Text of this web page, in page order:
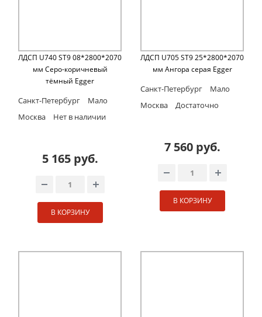
ЛДСП U740 ST9 08*2800*2070
мм Cеро-коричневый
тёмный Egger
Санкт-Петербург
Мало
Москва
Нет в наличии
5 165 руб.
В КОРЗИНУ
ЛДСП U705 ST9 25*2800*2070
мм Ангора серая Egger
Санкт-Петербург
Мало
Москва
Достаточно
7 560 руб.
В КОРЗИНУ